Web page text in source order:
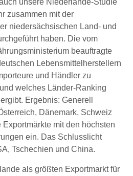
zusammen mit der
niedersächsischen Land- und
haben. Die vom
beauftragte
Lebensmittelherstellern
und Händler zu
welches Länder-Ranking
Ergebnis: Generell
Dänemark, Schweiz
mit den höchsten
ein. Das Schlusslicht
Tschechien und China.
als größten Exportmarkt für